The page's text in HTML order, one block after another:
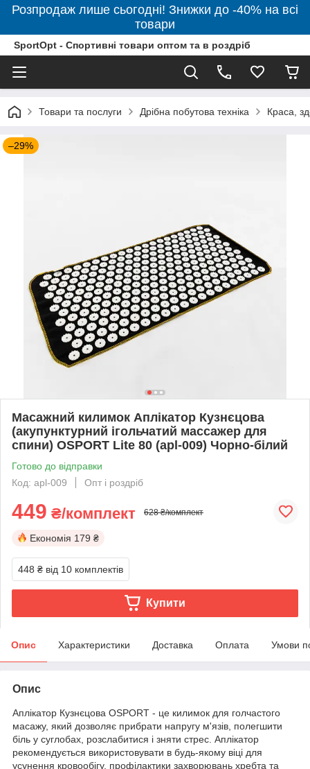
Розпродаж лише сьогодні! Знижки до -40% на всі
товари
SportOpt - Спортивні товари оптом та в роздріб
Товари та послуги Дрібна побутова техніка Краса,
–29%
Масажний килимок Аплікатор Кузнєцова
(акупунктурний ігольчатий массажер для
спини) OSPORT Lite 80 (apl-009) Чорно-білий
Готово до відправки
Код: apl-009
Опт і роздріб
449 ₴/комплект 628 ₴/комплект
Економія 179 ₴
448 ₴ від 10 комплектів
Купити
Опис Характеристики Доставка Оплата Умови
Опис
Аплікатор Кузнєцова OSPORT - це килимок для голчастого
масажу, який дозволяє прибрати напругу м'язів, полегшити
біль у суглобах, розслабитися і зняти стрес. Аплікатор
рекомендується використовувати в будь-якому віці для
усунення кровообігу, профілактики захворювань хребта та